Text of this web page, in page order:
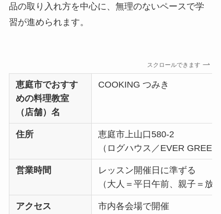
品の取り入れ方を中心に、無理のないペースで学
習が進められます。
スクロールできます
恵庭市でおすす
めの料理教室
（店舗）名
COOKING つみき
住所
恵庭市上山口580-2
（ログハウス／EVER
営業時間
レッスン開催日に準ずる
（大人＝平日午前、親子＝放
アクセス 市内各会場で開催